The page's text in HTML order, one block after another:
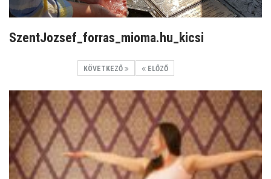
SzentJozsef_forras_mioma.hu_kicsi
KÖVETKEZŐ ELŐZŐ